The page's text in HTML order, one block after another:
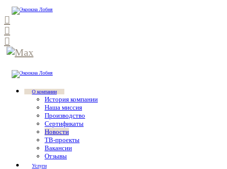
О компании
История компании
Наша миссия
Производство
Сертификаты
Новости
ТВ-проекты
Вакансии
Отзывы
Услуги